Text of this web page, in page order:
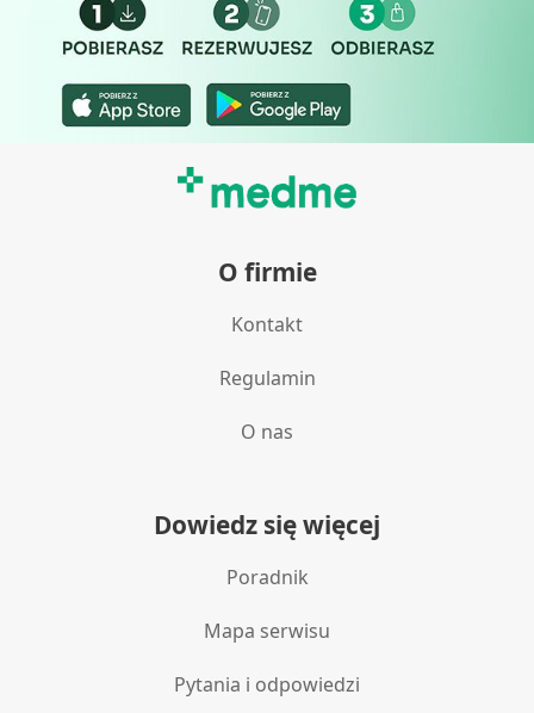
O firmie
Kontakt
Regulamin
O nas
Dowiedz się więcej
Poradnik
Mapa serwisu
Pytania i odpowiedzi